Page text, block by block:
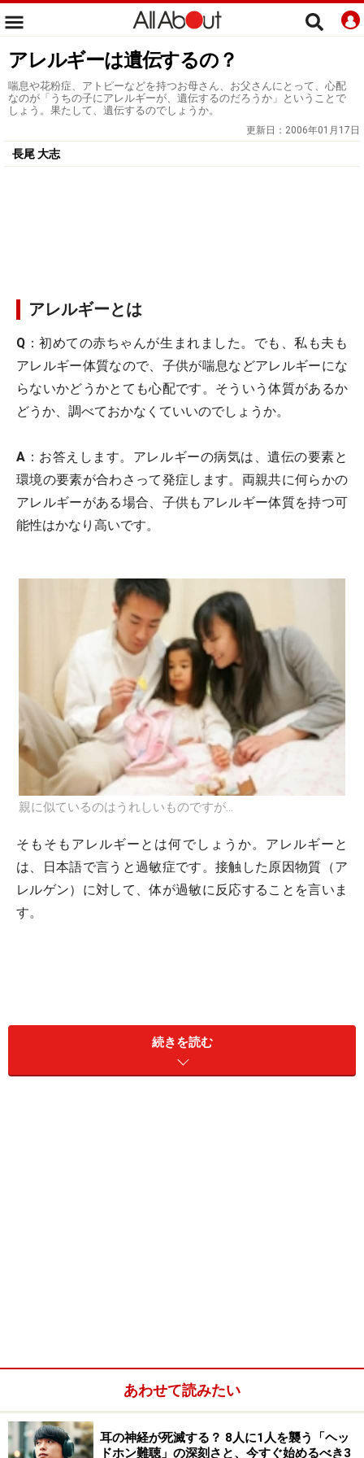
アレルギーは遺伝するの？
喘息や花粉症、アトピーなどを持つお母さん、お父さんにとって、心配
なのが「うちの子にアレルギーが、遺伝するのだろうか」ということで
しょう。果たして、遺伝するのでしょうか。
更新日： 2006年01月17日
長尾 大志
アレルギーとは
Q ：初めての赤ちゃんが生まれました。でも、私も夫も
アレルギー体質なので、子供が喘息などアレルギーにな
らないかどうかとても心配です。そういう体質があるか
どうか、調べておかなくていいのでしょうか。
A ：お答えします。アレルギーの病気は、遺伝の要素と
環境の要素が合わさって発症します。両親共に何らかの
アレルギーがある場合、子供もアレルギー体質を持つ可
能性はかなり高いです。
親に似ているのはうれしいものですが…
そもそもアレルギーとは何でしょうか。アレルギーと
は、日本語で言うと過敏症です。接触した原因物質（ア
レルゲン）に対して、体が過敏に反応することを言いま
す。
咳・痰が出て、鼻水が出て、時には下痢をする。発熱す
ることで熱に弱い微生物を弱らせます。咳や痰・鼻水は
気管支や鼻の粘膜にいる微生物を外へ出す反応です。下
痢も腸の粘膜にいる微生物を排除するために起こってい
続きを読む
あわせて読みたい
耳の神経が死滅する？ 8人に1人を襲う「ヘッ
ドホン難聴」の深刻さと、今すぐ始めるべき3